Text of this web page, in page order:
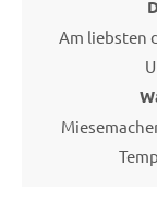
Am liebsten